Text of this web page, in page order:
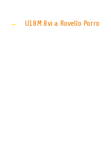
Post
← U18M 8vi a Rovello Porro